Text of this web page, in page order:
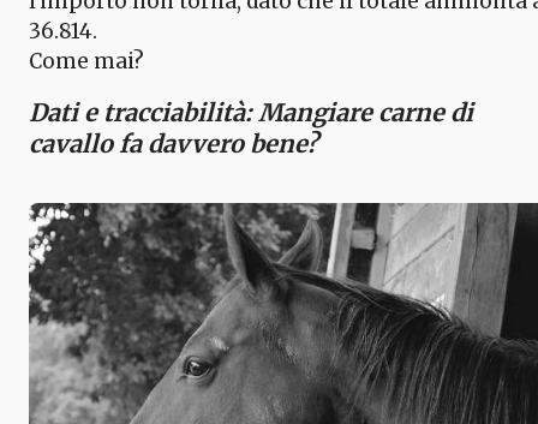
36.814.
Come mai?
Dati e tracciabilità: Mangiare carne di
cavallo fa davvero bene?